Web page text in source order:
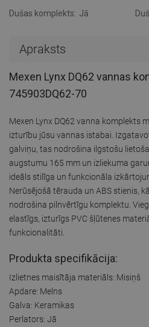
Dušas komplekts: Jā
Apraksts
Mexen Lynx DQ62 vannas
745903DQ62-70
Mexen Lynx DQ62 vanna komplekts
izturību jūsu vannas istabai.
galviņu, tas nodrošina ilgstošu
augstumu 165 mm un izliekuma
ideāls stilīga un funkcionāla
Nerūsējošā tērauda un ABS stienis,
nodrošina pilnvērtīgu komplektu.
elastīgs, izturīgs PVC šļūtenes
funkcionalitāti.
Produkta specifikācija:
Izlietnes maisītāja materiāls: Misiņš
Apdare: Melns
Galva: Keramikas
Perlators: Jā